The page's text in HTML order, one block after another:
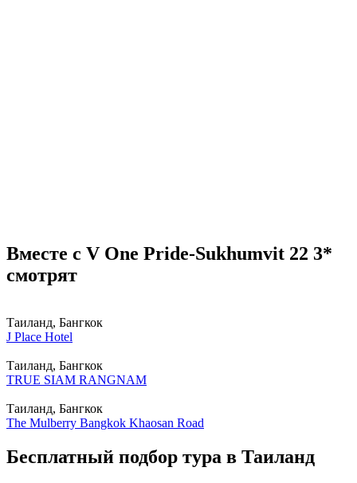
Вместе с V One Pride-Sukhumvit 22 3*
смотрят
Таиланд, Бангкок
J Place Hotel
Таиланд, Бангкок
TRUE SIAM RANGNAM
Таиланд, Бангкок
The Mulberry Bangkok Khaosan Road
Бесплатный подбор тура в Таиланд